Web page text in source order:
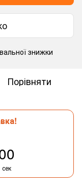
знижки
Порівняти
сек